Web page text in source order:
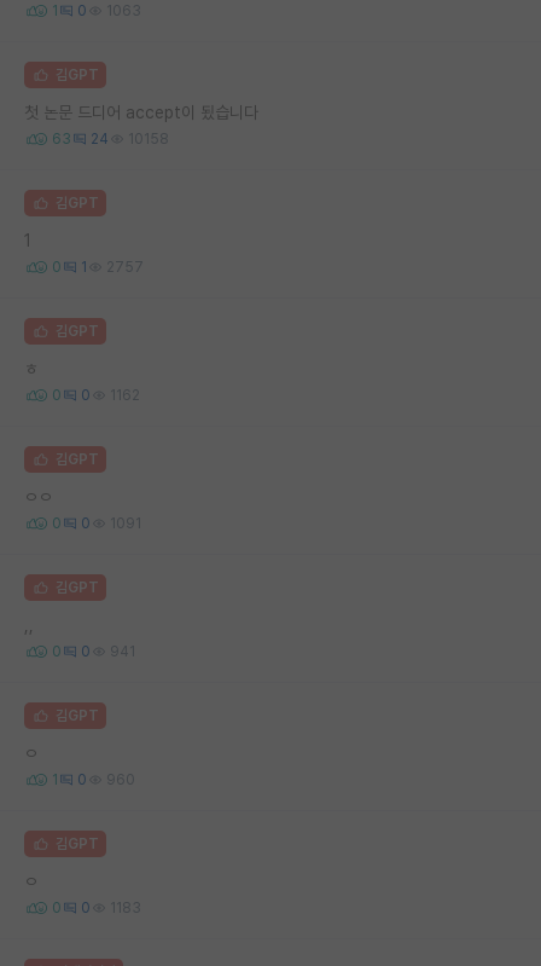
1 0 1063
김GPT
첫 논문 드디어 accept이 됬습니다
63 24 10158
김GPT
1
0 1 2757
김GPT
ㅎ
0 0 1162
김GPT
ㅇㅇ
0 0 1091
김GPT
0 0 941
김GPT
ㅇ
1 0 960
김GPT
ㅇ
0 0 1183